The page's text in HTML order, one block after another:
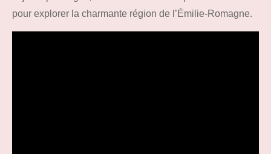
pour explorer la charmante région de l’Émilie-Romagne.